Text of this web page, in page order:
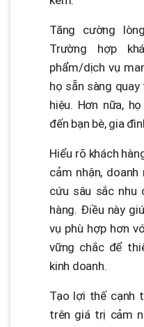
Tăng cường
Trường hợp
phẩm/dịch vụ
họ sẵn sàng
hiệu. Hơn nữa,
đến bạn bè, gia
Hiểu rõ khách
cảm nhận,
cứu sâu sắc nhu
hàng. Điều này
vụ phù hợp hơn
vững chắc để
kinh doanh.
Tạo lợi thế cạnh
trên giá trị cảm